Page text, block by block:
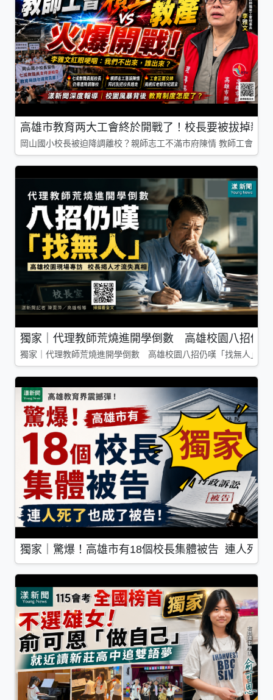
高雄市教育两大工會終於開戰了！校長要被拔掉親
岡山國小校長被迫降調離校？親師志工不滿市府陳情 教師工會槓
獨家｜代理教師荒燒進開學倒數 高雄校園八招仍
獨家｜代理教師荒燒進開學倒數 高雄校園八招仍嘆「找無人」
獨家｜驚爆！高雄市有18個校長集體被告 連人死了